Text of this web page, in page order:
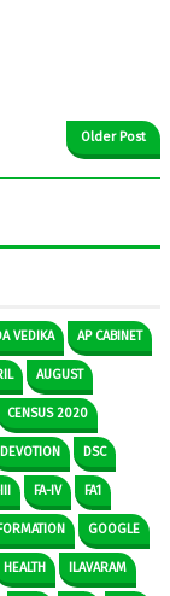
Older Post
VEDIKA AP CABINET
AUGUST
CENSUS 2020
DEVOTION DSC
FA-IV FA1
GOOGLE
HEALTH ILAVARAM